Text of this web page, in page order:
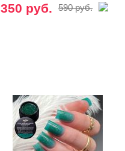
350 руб. 590 руб.